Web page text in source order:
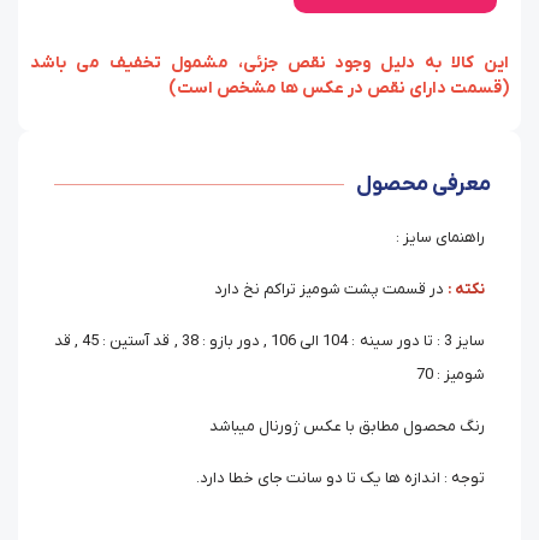
‏‫این کالا به دلیل وجود نقص جزئی، مشمول تخفیف می باشد
(قسمت دارای نقص در عکس ها مشخص است)
معرفی محصول
راهنمای سایز :
نکته : در قسمت پشت شومیز تراکم نخ دارد
سایز 3 : تا دور سینه : 104 الی 106 , دور بازو : 38 , قد آستین : 45 , قد
شومیز : 70
رنگ محصول مطابق با عکس ژورنال میباشد
توجه : اندازه ها یک تا دو سانت جای خطا دارد.